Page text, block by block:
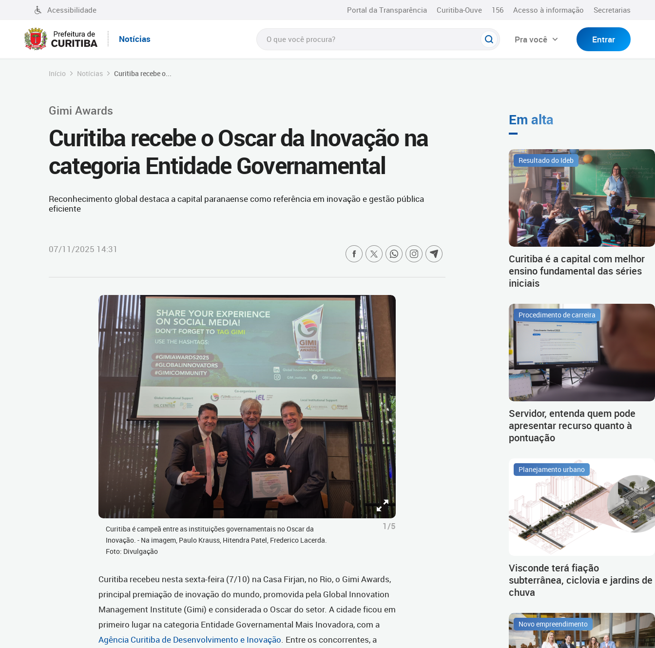
Acessibilidade Portal da Transparência Curitiba-Ouve 156 Acesso à informação Secretarias
Notícias Pra você Entrar
Início Notícias Curitiba recebe o...
Gimi Awards
Curitiba recebe o Oscar da Inovação na
categoria Entidade Governamental
Reconhecimento global destaca a capital paranaense como referência em inovação e gestão pública
eficiente
07/11/2025 14:31
Curitiba é campeã entre as instituições governamentais no Oscar da
Inovação. - Na imagem, Paulo Krauss, Hitendra Patel, Frederico Lacerda.
Foto: Divulgação
1/5
Curitiba recebeu nesta sexta-feira (7/10) na Casa Firjan, no Rio, o Gimi Awards,
principal premiação de inovação do mundo, promovida pela Global Innovation
Management Institute (Gimi) e considerada o Oscar do setor. A cidade ficou em
primeiro lugar na categoria Entidade Governamental Mais Inovadora, com a
Agência Curitiba de Desenvolvimento e Inovação . Entre os concorrentes, a
Em alta
Resultado do Ideb
Curitiba é a capital com melhor
ensino fundamental das séries
iniciais
Procedimento de carreira
Servidor, entenda quem pode
apresentar recurso quanto à
pontuação
Planejamento urbano
Visconde terá fiação
subterrânea, ciclovia e jardins de
chuva
Novo empreendimento